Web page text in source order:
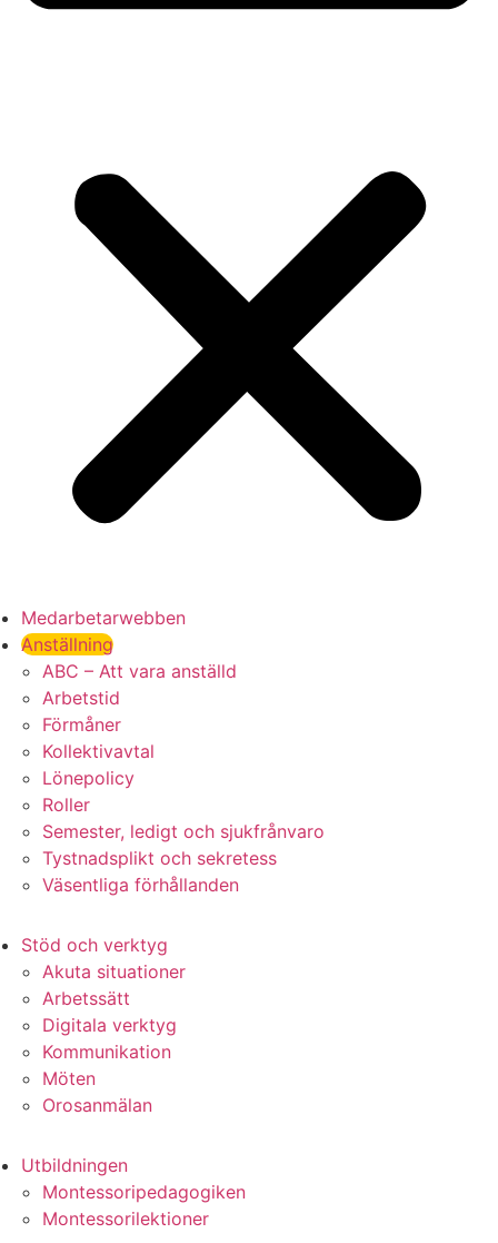
Medarbetarwebben
Anställning
ABC – Att vara anställd
Arbetstid
Förmåner
Kollektivavtal
Lönepolicy
Roller
Semester, ledigt och sjukfrånvaro
Tystnadsplikt och sekretess
Väsentliga förhållanden
Stöd och verktyg
Akuta situationer
Arbetssätt
Digitala verktyg
Kommunikation
Möten
Orosanmälan
Utbildningen
Montessoripedagogiken
Montessorilektioner